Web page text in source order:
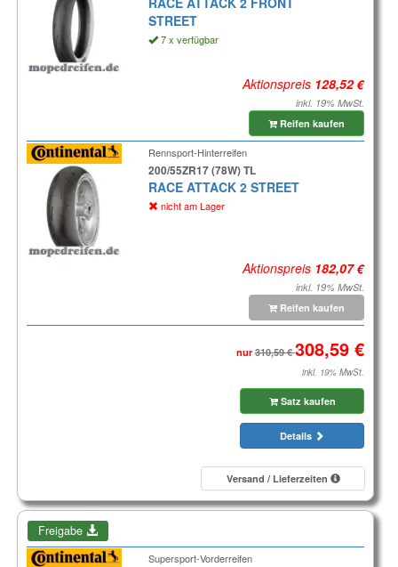
STREET
7 x verfügbar
Aktionspreis
inkl. 19% MwSt.
Reifen kaufen
Rennsport-Hinterreifen
200/55ZR17 (78W) TL
RACE ATTACK 2 STREET
nicht am Lager
Aktionspreis
inkl. 19% MwSt.
Reifen kaufen
nur
inkl. 19% MwSt.
Satz kaufen
Details
Versand / Lieferzeiten
Freigabe
Supersport-Vorderreifen